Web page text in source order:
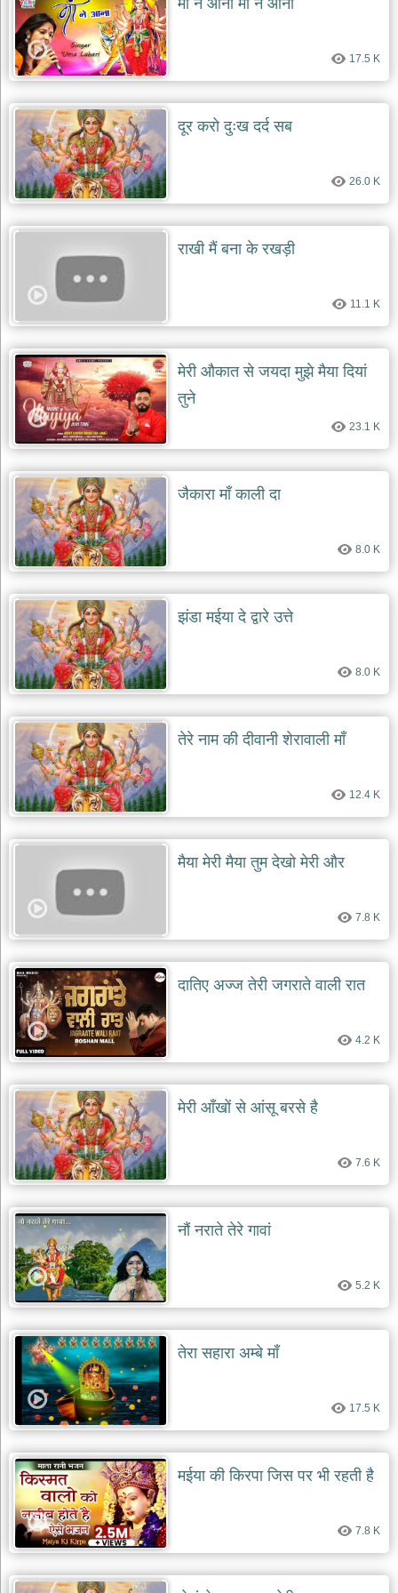
देश
भक्ति
भजन
patriotic
खाटू
श्याम
भजन
khatu
shaym
bhajans
रानी
भजन
rani
dadi
बावा
लाल
दयाल
भजन
bawa
lal
bhajans
शनि
देव
भजन
shani
dev
आज
का
भजन
bhajan
of
the
day
भजन
जोड़ें
add
bhajans
माँ ने आना माँ ने आना
17.5 K
दूर करो दुःख दर्द सब
26.0 K
राखी मैं बना के रखड़ी
11.1 K
मेरी औकात से जयदा मुझे मैया दियां
तुने
23.1 K
जैकारा माँ काली दा
8.0 K
झंडा मईया दे द्वारे उत्ते
8.0 K
तेरे नाम की दीवानी शेरावाली माँ
12.4 K
मैया मेरी मैया तुम देखो मेरी और
7.8 K
दातिए अज्ज तेरी जगराते वाली रात
4.2 K
मेरी आँखों से आंसू बरसे है
7.6 K
नौं नराते तेरे गावां
5.2 K
तेरा सहारा अम्बे माँ
17.5 K
मईया की किरपा जिस पर भी रहती है
7.8 K